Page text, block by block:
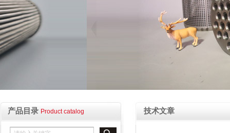
产品目录 Product catalog 技术文章